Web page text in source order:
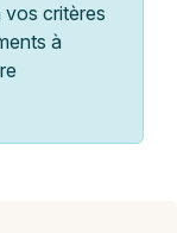
critères
à